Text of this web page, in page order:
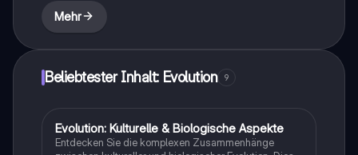
Artenvielfalt. Ideal für Klausurvorbereitungen in der
Biologie.
Mehr
Beliebtester Inhalt: Evolution 9
Biologie
Evolution: Kulturelle & Biologische Aspekte
Entdecken Sie die komplexen Zusammenhänge